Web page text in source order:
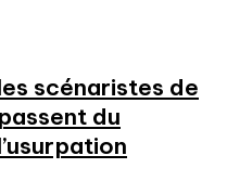
scénaristes de
du